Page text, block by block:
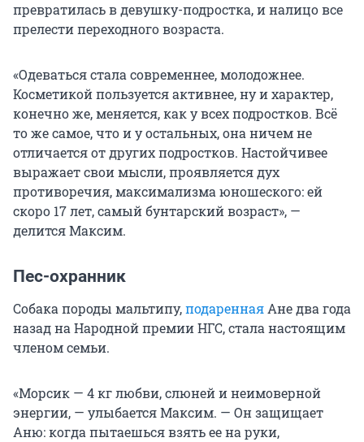
превратилась в девушку-подростка, и налицо все
прелести переходного возраста.
«Одеваться стала современнее, молодожнее.
Косметикой пользуется активнее, ну и характер,
конечно же, меняется, как у всех подростков. Всё
то же самое, что и у остальных, она ничем не
отличается от других подростков. Настойчивее
выражает свои мысли, проявляется дух
противоречия, максимализма юношеского: ей
скоро 17 лет, самый бунтарский возраст», —
делится Максим.
Пес-охранник
Собака породы мальтипу,подаренная Ане два года
назад на Народной премии НГС, стала настоящим
членом семьи.
«Морсик — 4 кг любви, слюней и неимоверной
энергии, — улыбается Максим. — Он защищает
Аню: когда пытаешься взять ее на руки,